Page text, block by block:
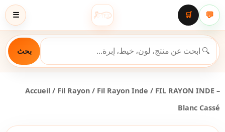
☰ 💬
🛒
بحث
Accueil / Fil Rayon / Fil Rayon Inde / FIL RAYON INDE –
Blanc Cassé